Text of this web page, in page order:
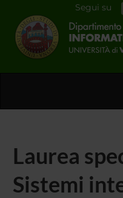
Segui su
Laurea
Sistemi